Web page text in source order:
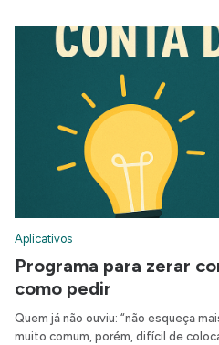
Aplicativos
Programa para zerar
como pedir
Quem já não ouviu: “não esqueça
muito comum, porém, difícil de